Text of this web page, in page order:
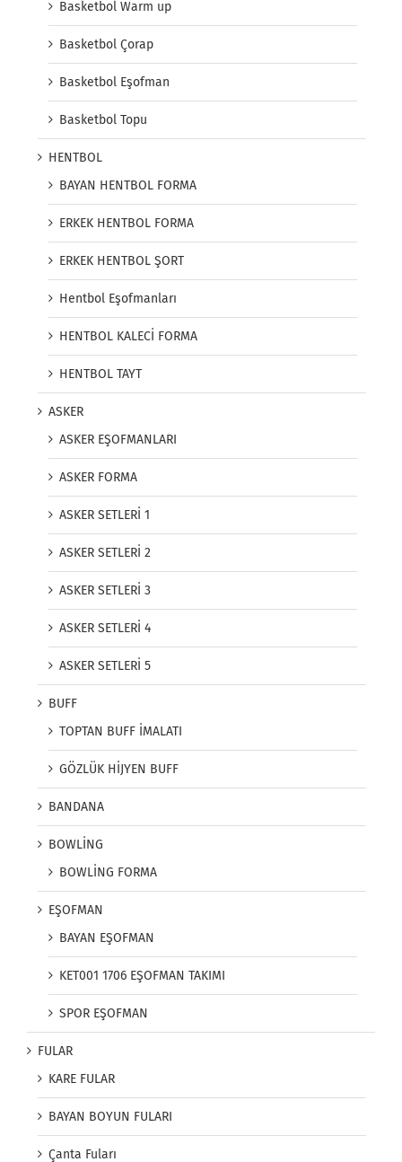
Basketbol Warm up
Basketbol Çorap
Basketbol Eşofman
Basketbol Topu
HENTBOL
BAYAN HENTBOL FORMA
ERKEK HENTBOL FORMA
ERKEK HENTBOL ŞORT
Hentbol Eşofmanları
HENTBOL KALECİ FORMA
HENTBOL TAYT
ASKER
ASKER EŞOFMANLARI
ASKER FORMA
ASKER SETLERİ 1
ASKER SETLERİ 2
ASKER SETLERİ 3
ASKER SETLERİ 4
ASKER SETLERİ 5
BUFF
TOPTAN BUFF İMALATI
GÖZLÜK HİJYEN BUFF
BANDANA
BOWLİNG
BOWLİNG FORMA
EŞOFMAN
BAYAN EŞOFMAN
KET001 1706 EŞOFMAN TAKIMI
SPOR EŞOFMAN
FULAR
KARE FULAR
BAYAN BOYUN FULARI
Çanta Fuları